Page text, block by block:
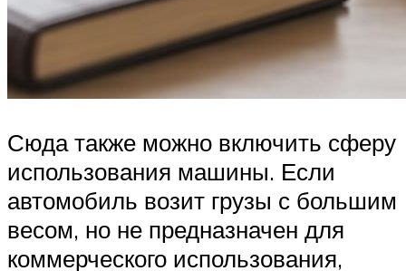
Сюда также можно включить сферу
использования машины. Если
автомобиль возит грузы с большим
весом, но не предназначен для
коммерческого использования,